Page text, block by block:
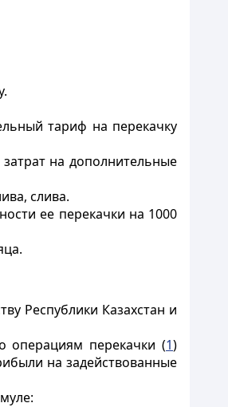
тариф на перекачку
на дополнительные
слива.
ее перекачки на 1000
Республики Казахстан и
операциям перекачки (1)
на задействованные